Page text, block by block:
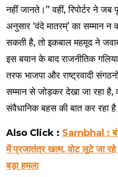
नहीं जानते।” वहीं, रिपोर्टर ने
अनुसार ‘वंदे मातरम्’ का सम्मान
सकती है, तो इकबाल महमूद ने
इस बयान के बाद राजनीतिक
तरफ भाजपा और राष्ट्रवादी संगठनों
सम्मान से जोड़कर देखा जा रहा है,
संवैधानिक बहस की बात कर रहा
Also Click : Sambhal :
में प्रजातंत्र खत्म, वोट लूटे जा
बड़ा हमला